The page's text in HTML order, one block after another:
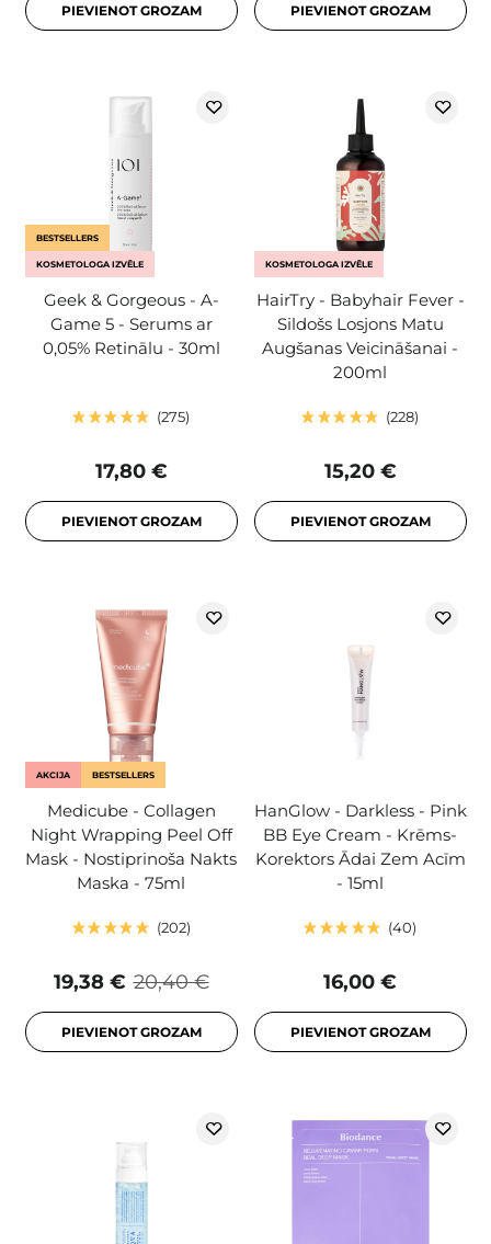
PIEVIENOT GROZAM PIEVIENOT GROZAM
BESTSELLERS
KOSMETOLOGA IZVĒLE
Geek & Gorgeous - A-
Game 5 - Serums ar
0,05% Retinālu - 30ml
275
17,80 €
PIEVIENOT GROZAM
KOSMETOLOGA IZVĒLE
HairTry - Babyhair Fever -
Sildošs Losjons Matu
Augšanas Veicināšanai -
200ml
228
15,20 €
PIEVIENOT GROZAM
AKCIJA BESTSELLERS
Medicube - Collagen
Night Wrapping Peel Off
Mask - Nostiprinoša Nakts
Maska - 75ml
202
20,40 €
19,38 €
PIEVIENOT GROZAM
HanGlow - Darkless - Pink
BB Eye Cream - Krēms-
Korektors Ādai Zem Acīm
- 15ml
40
16,00 €
PIEVIENOT GROZAM